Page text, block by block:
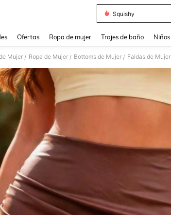
Squishy
Ofertas Ropa de mujer Trajes de baño Niños
Mujer / Ropa de Mujer / Bottoms de Mujer / Faldas de Mujer